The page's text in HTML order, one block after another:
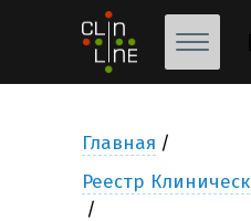
Главная
Реестр